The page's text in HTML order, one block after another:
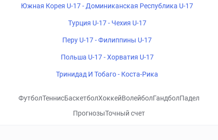
Южная Корея U-17 - Доминиканская Республика U-17
Турция U-17 - Чехия U-17
Перу U-17 - Филиппины U-17
Польша U-17 - Хорватия U-17
Тринидад И Тобаго - Коста-Рика
ФутболТеннисБаскетболХоккейВолейболГандболПадел
ПрогнозыТочный счет